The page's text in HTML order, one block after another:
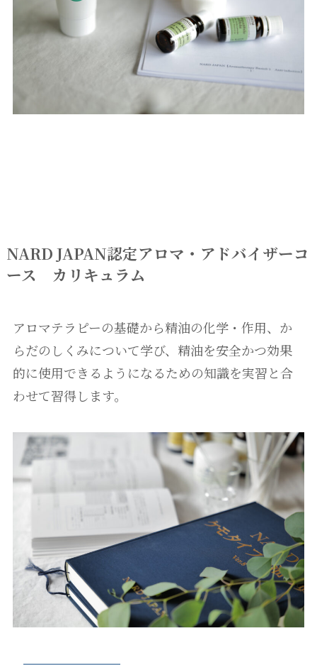
NARD JAPAN認定アロマ・アドバイザーコ
ース カリキュラム
アロマテラピーの基礎から精油の化学・作用、か
らだのしくみについて学び、精油を安全かつ効果
的に使用できるようになるための知識を実習と合
わせて習得します。